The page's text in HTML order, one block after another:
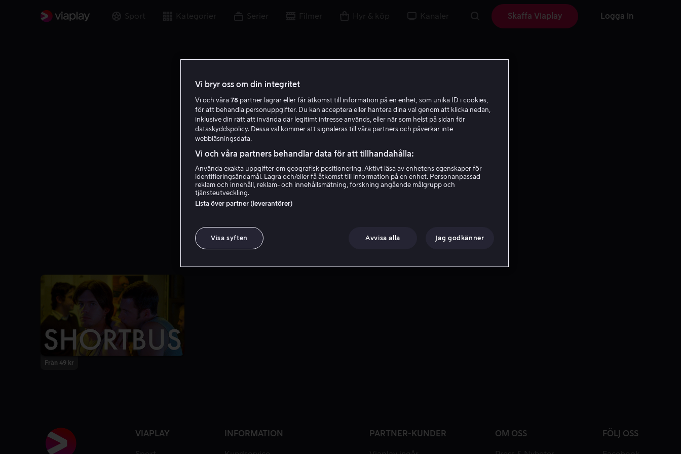
Sport Kategorier Serier Filmer Hyr & köp Kanaler Skaffa Viaplay Logga in
L B
Lindsay Beamish
Från 49 kr
VIAPLAY INFORMATION PARTNER-KUNDER OM OSS FÖLJ OSS
Vi bryr oss om din integritet
Vi och våra 78 partner lagrar eller får åtkomst till information på en enhet, som unika ID i cookies,
för att behandla personuppgifter. Du kan acceptera eller hantera dina val genom att klicka nedan,
inklusive din rätt att invända där legitimt intresse används, eller när som helst på sidan för
dataskyddspolicy. Dessa val kommer att signaleras till våra partners och påverkar inte
webbläsningsdata.
Vi och våra partners behandlar data för att tillhandahålla:
Använda exakta uppgifter om geografisk positionering. Aktivt läsa av enhetens egenskaper för
identifieringsändamål. Lagra och/eller få åtkomst till information på en enhet. Personanpassad
reklam och innehåll, reklam- och innehållsmätning, forskning angående målgrupp och
tjänsteutveckling.
Lista över partner (leverantörer)
Visa syften Avvisa alla Jag godkänner